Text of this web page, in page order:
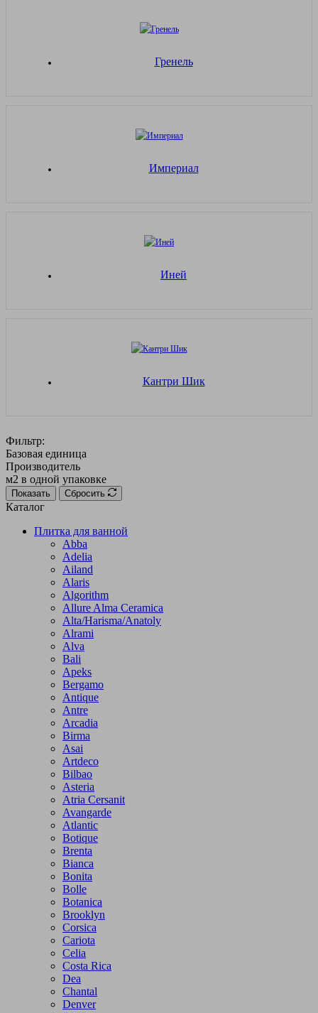
Гренель
Империал
Иней
Кантри Шик
Фильтр:
Базовая единица
Производитель
м2 в одной упаковке
Показать Сбросить
Каталог
Плитка для ванной
Abba
Adelia
Ailand
Alaris
Algorithm
Allure Alma Ceramica
Alta/Harisma/Anatoly
Alrami
Alva
Bali
Apeks
Bergamo
Antique
Antre
Arcadia
Birma
Asai
Artdeco
Bilbao
Asteria
Atria Cersanit
Avangarde
Atlantic
Botique
Brenta
Bianca
Bonita
Bolle
Botanica
Brooklyn
Corsica
Cariota
Celia
Costa Rica
Dea
Chantal
Denver